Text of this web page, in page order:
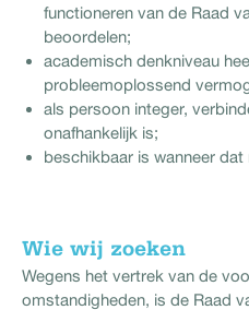
functioneren van de Raad
beoordelen;
academisch denkniveau
probleemoplossend
als persoon integer,
onafhankelijk is;
beschikbaar is wanneer dat
Wie wij zoeken
Wegens het vertrek van de
omstandigheden, is de Raad